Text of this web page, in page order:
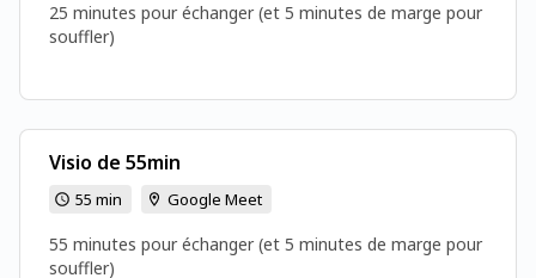
25 minutes pour échanger (et 5 minutes de marge pour
souffler)
Visio de 55min
55 min Google Meet
55 minutes pour échanger (et 5 minutes de marge pour
souffler)